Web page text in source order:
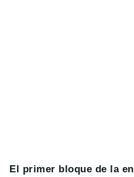
El primer bloque de la